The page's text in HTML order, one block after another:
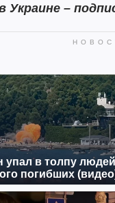
Украине –